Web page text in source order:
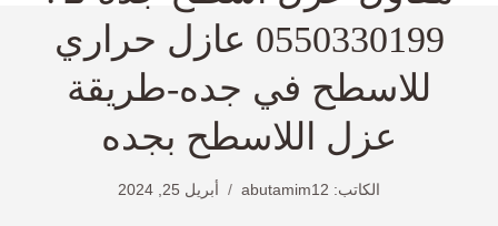
0550330199 عازل حراري
للاسطح في جده-طريقة
عزل اللاسطح بجده
الكاتب: abutamim12 أبريل 25, 2024